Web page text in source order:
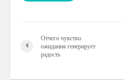
Отчего чувство
ожидания генерирует
радость